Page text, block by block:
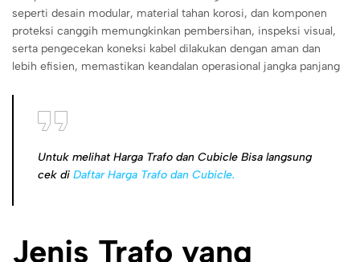
seperti desain modular, material tahan korosi, dan komponen
proteksi canggih memungkinkan pembersihan, inspeksi visual,
serta pengecekan koneksi kabel dilakukan dengan aman dan
lebih efisien, memastikan keandalan operasional jangka panjang
Untuk melihat Harga Trafo dan Cubicle Bisa langsung
cek di Daftar Harga Trafo dan Cubicle.
Jenis Trafo yang